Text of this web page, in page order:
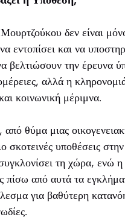
δεν είναι
εντοπίσει και να
βελτιώσουν την έρευνα
αλλά η
κοινωνική μέριμνα.
θύμα μιας
σκοτεινές υποθέσεις
τη χώρα, ενώ η
πίσω από αυτά τα
για βαθύτερη